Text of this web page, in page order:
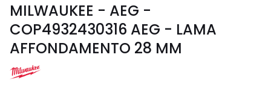
MILWAUKEE - AEG -
COP4932430316 AEG - LAMA
AFFONDAMENTO 28 MM